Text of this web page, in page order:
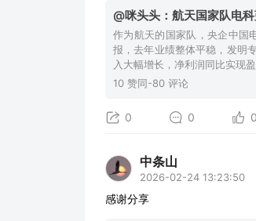
@咪头头：航天国家队电
作为航天的国家队，央企中国
报，去年业绩整体平稳，发明
入大幅增长，净利润同比实现
10 赞同-80 评论
0 0 0
中条山
2026-02-24 13:23:50
感谢分享